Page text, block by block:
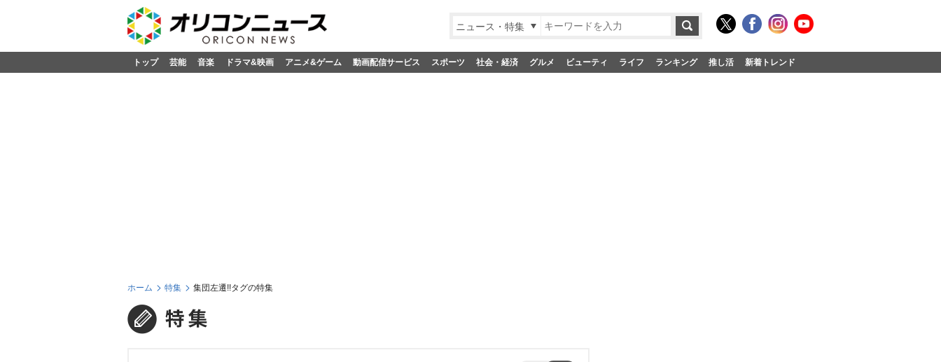
ニュース・特集
トップ 芸能 音楽 ドラマ&映画 アニメ&ゲーム 動画配信サービス スポーツ 社会・経済 グルメ ビューティ ライフ ランキング 推し活 新着トレンド
ホーム 特集 集団左遷!!タグの特集